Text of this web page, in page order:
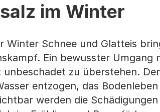
im Winter
Winter Schnee und Glatteis
Ein bewusster
unbeschadet zu überstehen.
entzogen, das
werden die